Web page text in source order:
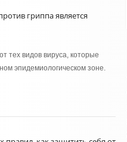
гриппа является
тех видов вируса, которые
эпидемиологическом зоне.